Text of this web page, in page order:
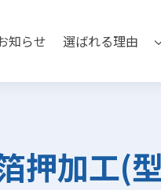
知らせ 選ばれる理由
押加工(